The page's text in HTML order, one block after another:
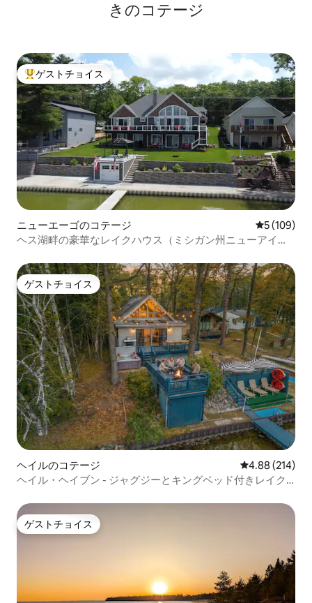
きのコテージ
大好評のゲストチョイスです。
ゲストチョイス
ニューエーゴのコテージ レビュー
5 (109)
ヘス湖畔の豪華なレイクハウス（ミシガン州ニューアイ
ゲストチョイス
ゲストチョイス
ヘイルのコテージ レビュー214
4.88 (214)
ヘイル・ヘイブン - ジャグジーとキングベッド付きレイク
ゲストチョイス
ゲストチョイス